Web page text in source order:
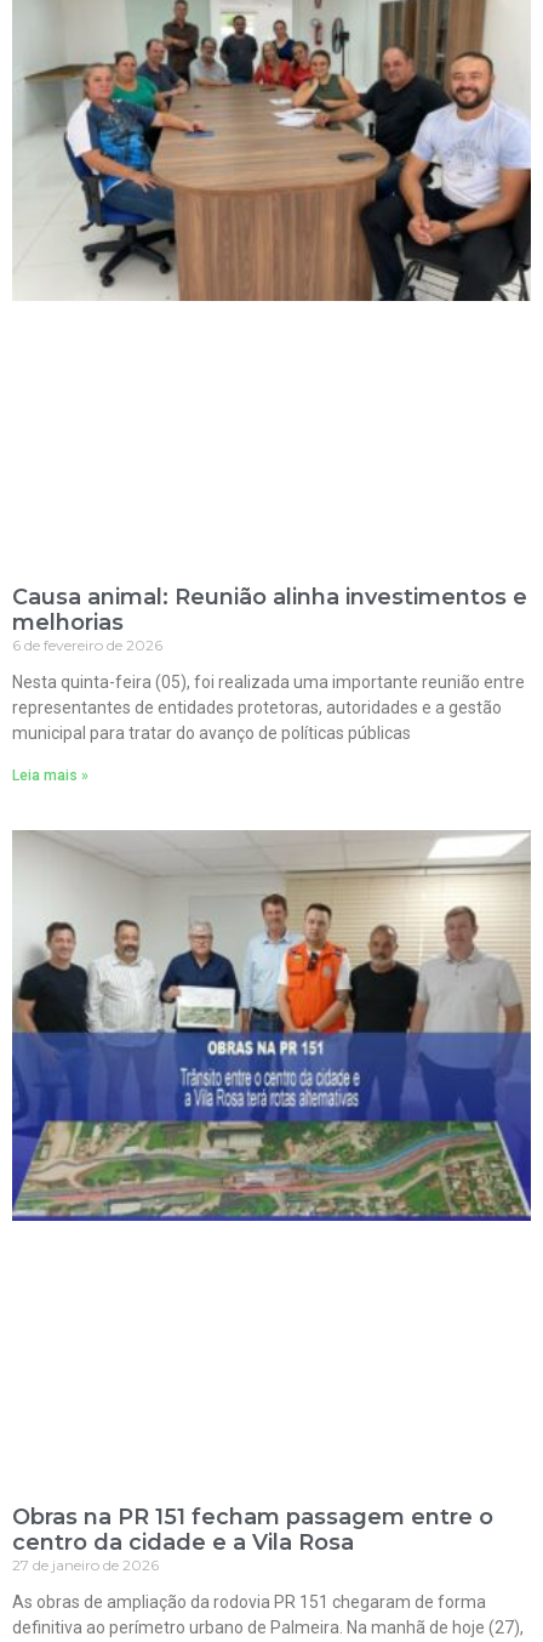
Causa animal: Reunião alinha investimentos e
melhorias
6 de fevereiro de 2026
Nesta quinta-feira (05), foi realizada uma importante reunião entre
representantes de entidades protetoras, autoridades e a gestão
municipal para tratar do avanço de políticas públicas
Leia mais »
Obras na PR 151 fecham passagem entre o
centro da cidade e a Vila Rosa
27 de janeiro de 2026
As obras de ampliação da rodovia PR 151 chegaram de forma
definitiva ao perímetro urbano de Palmeira. Na manhã de hoje (27),